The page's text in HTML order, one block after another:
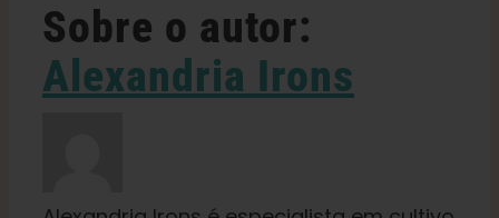
Sobre o autor:
Alexandria Irons